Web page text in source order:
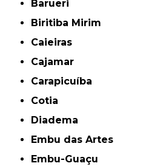
Barueri
Biritiba Mirim
Caieiras
Cajamar
Carapicuíba
Cotia
Diadema
Embu das Artes
Embu-Guaçu